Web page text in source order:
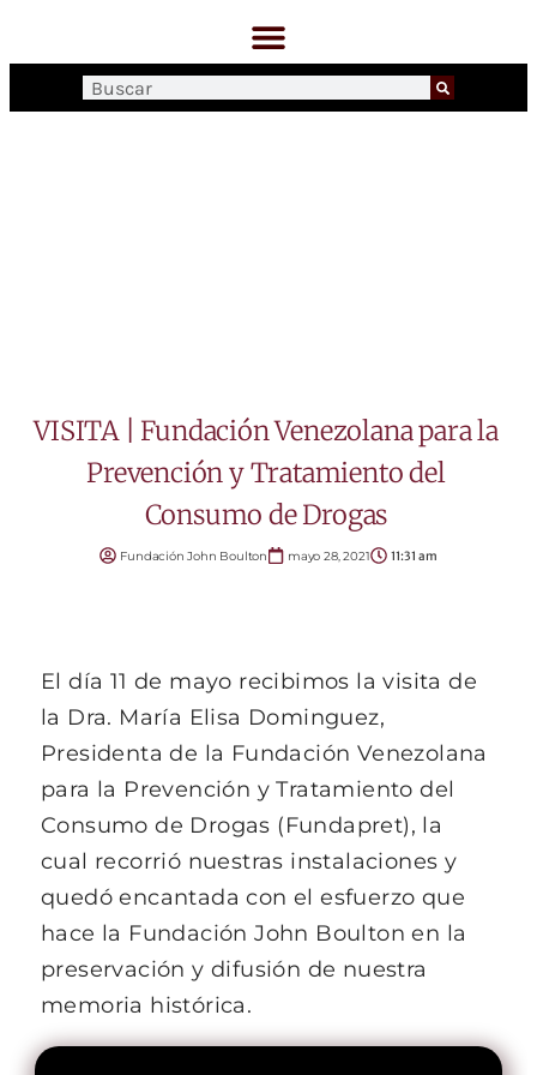
VISITA | Fundación Venezolana para la
Prevención y Tratamiento del
Consumo de Drogas
Fundación John Boulton mayo 28, 2021 11:31 am
El día 11 de mayo recibimos la visita de
la Dra. María Elisa Dominguez,
Presidenta de la Fundación Venezolana
para la Prevención y Tratamiento del
Consumo de Drogas (Fundapret), la
cual recorrió nuestras instalaciones y
quedó encantada con el esfuerzo que
hace la Fundación John Boulton en la
preservación y difusión de nuestra
memoria histórica.